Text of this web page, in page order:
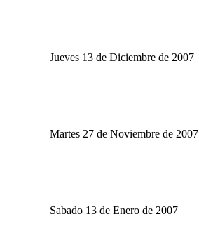
Jueves 13 de Diciembre de 2007
Martes 27 de Noviembre de 2007
Sabado 13 de Enero de 2007